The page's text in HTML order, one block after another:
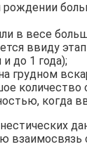
в весе
ввиду этап
до 1 года);
грудном
количество
когда
взаимосвязь